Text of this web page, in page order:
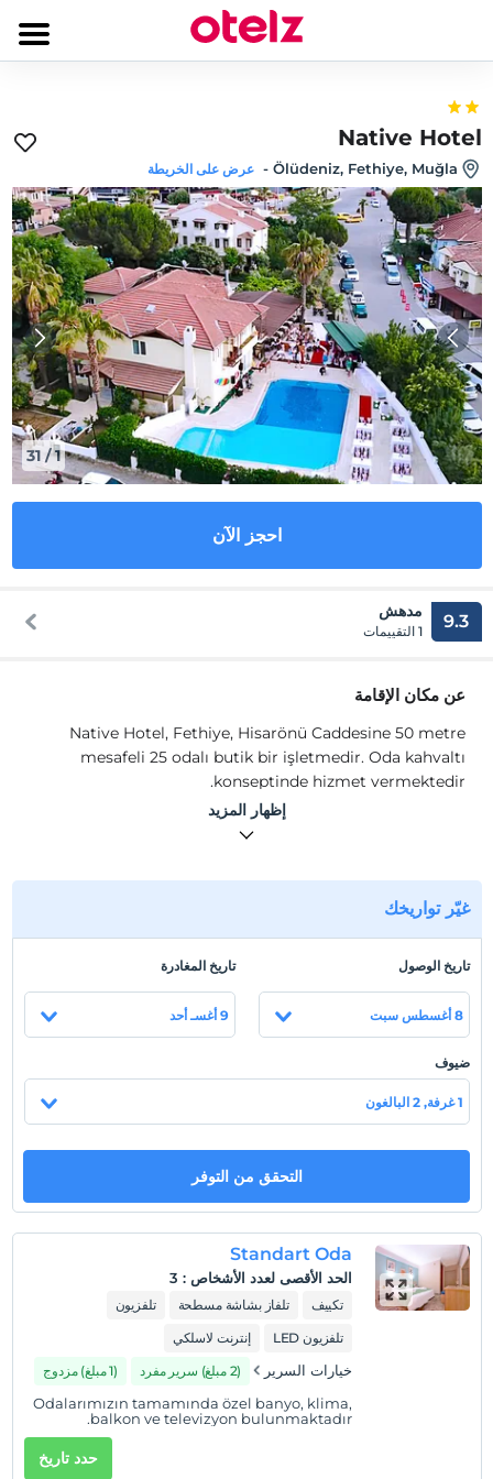
Native Hotel
Ölüdeniz, Fethiye, Muğla
- عرض على الخريطة
1
/
31
احجز الآن
9.3 مدهش
1 التقييمات
عن مكان الإقامة
Native Hotel, Fethiye, Hisarönü Caddesine 50 metre
mesafeli 25 odalı butik bir işletmedir. Oda kahvaltı
konseptinde hizmet vermektedir.
Odalarında klima, Wi-Fi, TV, banyo, duş, saç kurutma
makinesi ve balkon gibi olanaklar mevcuttur.
Muğla Fethiye' nin Hisarönü Caddesi'nde
شاطئ
Ölüdeniz Plajı'na 2 km mesafededir.
تسجيل الوصول
بعد 14:00
تسجيل المغادرة
قبل 12:00
غير مسموح بالحيوانات الأليفة
مناطق التدخين متوفرة
إظهار المزيد
غيّر تواريخك
تاريخ الوصول
8 أغسطس سبت
تاريخ المغادرة
9 أغسـ أحد
ضيوف
1 غرفة, 2 البالغون
التحقق من التوفر
Standart Oda
الحد الأقصى لعدد الأشخاص :
3
تكييف تلفاز بشاشة مسطحة
تلفزيون
تلفزيون LED
إنترنت لاسلكي
خيارات السرير (2 مبلغ) سرير مفرد (1 مبلغ) مزدوج
Odalarımızın tamamında özel banyo, klima,
balkon ve televizyon bulunmaktadır.
حدد تاريخ